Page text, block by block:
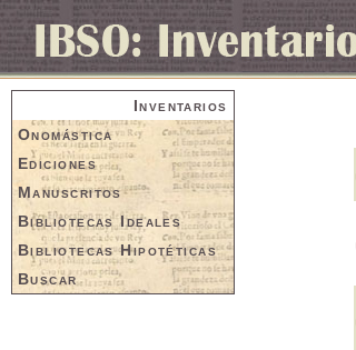
Inventarios
Onomástica
Ediciones
Manuscritos
Bibliotecas Ideales
Bibliotecas Hipotéticas
Buscar